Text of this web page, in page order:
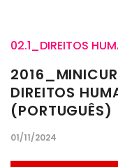
02.1_DIREITOS
DIREITOS
(PORTUGUÊS)
01/11/2024